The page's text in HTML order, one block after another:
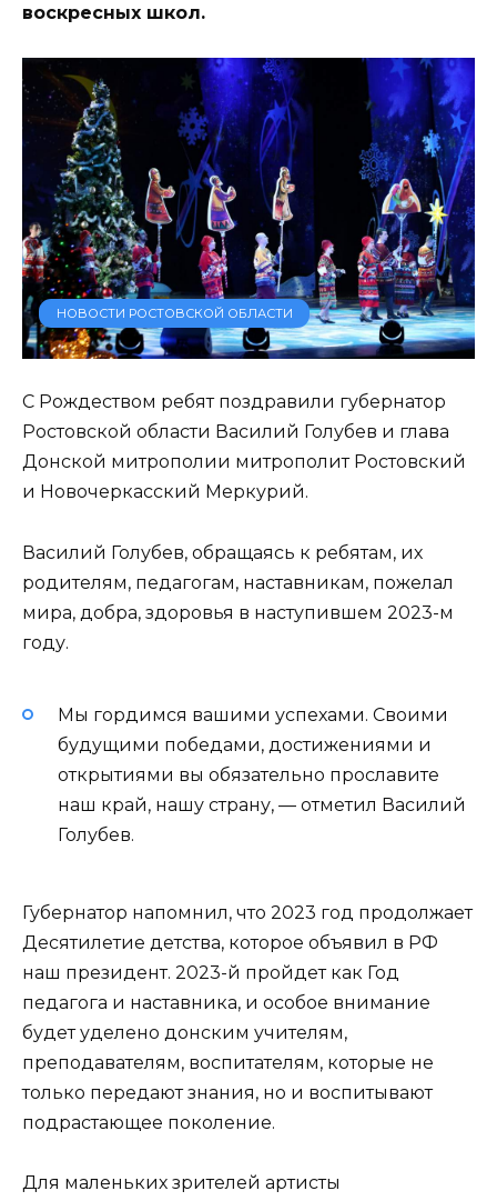
воскресных школ.
НОВОСТИ РОСТОВСКОЙ ОБЛАСТИ
С Рождеством ребят поздравили губернатор
Ростовской области Василий Голубев и глава
Донской митрополии митрополит Ростовский
и Новочеркасский Меркурий.
Василий Голубев, обращаясь к ребятам, их
родителям, педагогам, наставникам, пожелал
мира, добра, здоровья в наступившем 2023-м
году.
Мы гордимся вашими успехами. Своими
будущими победами, достижениями и
открытиями вы обязательно прославите
наш край, нашу страну, — отметил Василий
Голубев.
Губернатор напомнил, что 2023 год продолжает
Десятилетие детства, которое объявил в РФ
наш президент. 2023-й пройдет как Год
педагога и наставника, и особое внимание
будет уделено донским учителям,
преподавателям, воспитателям, которые не
только передают знания, но и воспитывают
подрастающее поколение.
Для маленьких зрителей артисты